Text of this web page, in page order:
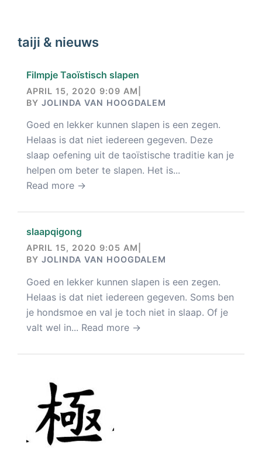
taiji & nieuws
Filmpje Taoïstisch slapen
APRIL 15, 2020 9:09 AM
BY JOLINDA VAN HOOGDALEM
Goed en lekker kunnen slapen is een zegen.
Helaas is dat niet iedereen gegeven. Deze
slaap oefening uit de taoïstische traditie kan je
helpen om beter te slapen. Het is...
Read more →
slaapqigong
APRIL 15, 2020 9:05 AM
BY JOLINDA VAN HOOGDALEM
Goed en lekker kunnen slapen is een zegen.
Helaas is dat niet iedereen gegeven. Soms ben
je hondsmoe en val je toch niet in slaap. Of je
valt wel in... Read more →